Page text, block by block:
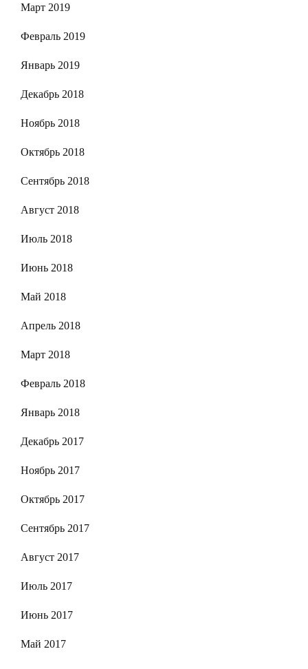
Март 2019
Февраль 2019
Январь 2019
Декабрь 2018
Ноябрь 2018
Октябрь 2018
Сентябрь 2018
Август 2018
Июль 2018
Июнь 2018
Май 2018
Апрель 2018
Март 2018
Февраль 2018
Январь 2018
Декабрь 2017
Ноябрь 2017
Октябрь 2017
Сентябрь 2017
Август 2017
Июль 2017
Июнь 2017
Май 2017